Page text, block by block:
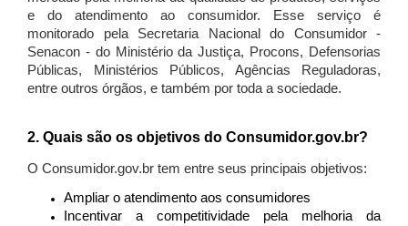
e do atendimento ao consumidor. Esse serviço é
monitorado pela Secretaria Nacional do Consumidor -
Senacon - do Ministério da Justiça, Procons, Defensorias
Públicas, Ministérios Públicos, Agências Reguladoras,
entre outros órgãos, e também por toda a sociedade.
2. Quais são os objetivos do Consumidor.gov.br?
O Consumidor.gov.br tem entre seus principais objetivos:
Ampliar o atendimento aos consumidores
Incentivar a competitividade pela melhoria da